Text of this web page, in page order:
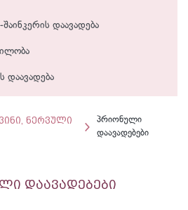
დაავადება
დაავადება
ნერვული
პრიონული
დაავადებები
დაავადებები